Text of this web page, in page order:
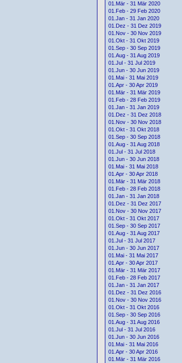
01.Mär - 31 Mär 2020
01.Feb - 29 Feb 2020
01.Jan - 31 Jan 2020
01.Dez - 31 Dez 2019
01.Nov - 30 Nov 2019
01.Okt - 31 Okt 2019
01.Sep - 30 Sep 2019
01.Aug - 31 Aug 2019
01.Jul - 31 Jul 2019
01.Jun - 30 Jun 2019
01.Mai - 31 Mai 2019
01.Apr - 30 Apr 2019
01.Mär - 31 Mär 2019
01.Feb - 28 Feb 2019
01.Jan - 31 Jan 2019
01.Dez - 31 Dez 2018
01.Nov - 30 Nov 2018
01.Okt - 31 Okt 2018
01.Sep - 30 Sep 2018
01.Aug - 31 Aug 2018
01.Jul - 31 Jul 2018
01.Jun - 30 Jun 2018
01.Mai - 31 Mai 2018
01.Apr - 30 Apr 2018
01.Mär - 31 Mär 2018
01.Feb - 28 Feb 2018
01.Jan - 31 Jan 2018
01.Dez - 31 Dez 2017
01.Nov - 30 Nov 2017
01.Okt - 31 Okt 2017
01.Sep - 30 Sep 2017
01.Aug - 31 Aug 2017
01.Jul - 31 Jul 2017
01.Jun - 30 Jun 2017
01.Mai - 31 Mai 2017
01.Apr - 30 Apr 2017
01.Mär - 31 Mär 2017
01.Feb - 28 Feb 2017
01.Jan - 31 Jan 2017
01.Dez - 31 Dez 2016
01.Nov - 30 Nov 2016
01.Okt - 31 Okt 2016
01.Sep - 30 Sep 2016
01.Aug - 31 Aug 2016
01.Jul - 31 Jul 2016
01.Jun - 30 Jun 2016
01.Mai - 31 Mai 2016
01.Apr - 30 Apr 2016
01.Mär - 31 Mär 2016